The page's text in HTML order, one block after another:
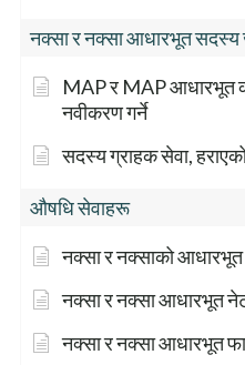
नक्सा र नक्सा आधारभूत सदस्य
MAP र MAP आधारभूत
नवीकरण गर्ने
सदस्य ग्राहक सेवा, हराएको
औषधि सेवाहरू
नक्सा र नक्साको
नक्सा र नक्सा आधारभूत
नक्सा र नक्सा आधारभूत